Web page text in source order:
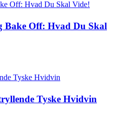
Bake Off: Hvad Du Skal
Tyske Hvidvin